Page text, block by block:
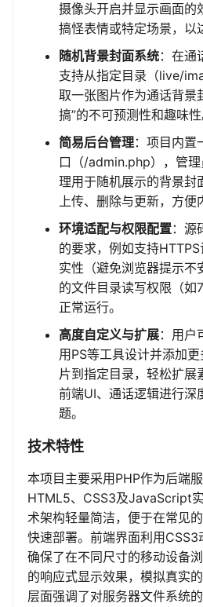
摄像头开启并显示画面的
搞怪表情或特定场景，以
随机背景封面系统：在通
支持从指定目录（live/
取一张图片作为通话背景
搞”的不可预测性和趣味性
简易后台管理：项目内置
口（/admin.php），管
理用于随机展示的背景封
上传、删除与更新，方便
环境适配与权限配置：源
的要求，例如支持
实性（避免浏览器提示不
的文件目录读写权限（如
正常运行。
高度自定义与扩展：用户
用PS等工具设计并添加
片到指定目录，轻松扩展
前端UI、通话逻辑进行深
题。
技术特性
本项目主要采用PHP作为后端
HTML5、CSS3及JavaScript
术架构轻量简洁，便于在常见
快速部署。前端界面利用CSS3
确保了在不同尺寸的移动设备
的响应式显示效果，模拟真实
层面强调了对服务器文件系统